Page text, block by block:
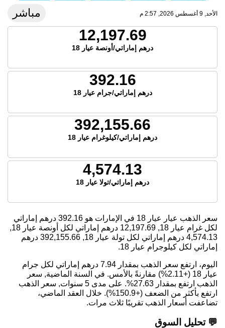
الأحد, 9 أغسطس 2026, 2:57 م مباشر
12,197.69
درهم إماراتي/أونصة عيار 18
392.16
درهم إماراتي/جرام عيار 18
392,155.66
درهم إماراتي/كيلوغرام عيار 18
4,574.13
درهم إماراتي/تولا عيار 18
سعر الذهب عيار عيار 18 في الإمارات هو 392.16 درهم إماراتي
لكل غرام عيار 18,
12,197.69 درهم إماراتي لكل أونصة عيار 18,
4,574.13 درهم إماراتي لكل تولة عيار 18, 392,155.66 درهم
إماراتي لكل كيلوجرام عيار 18.
اليوم، ارتفع سعر الذهب بمقدار 7.94 درهم إماراتي لكل جرام
عيار 18 (+2.11%) مقارنةً بالأمس. في السنة الماضية, سعر
الذهب ارتفع بمقدار 27.63%. على مدى 5 سنوات, سعر الذهب
ارتفع بأكثر من الضعف (+150.9%). خلال العقد الماضي،
تضاعفت أسعار الذهب تقريبًا ثلاث مرات.
💬 تحليل السوق